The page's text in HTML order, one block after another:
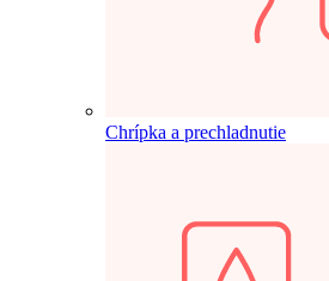
Chrípka a prechladnutie